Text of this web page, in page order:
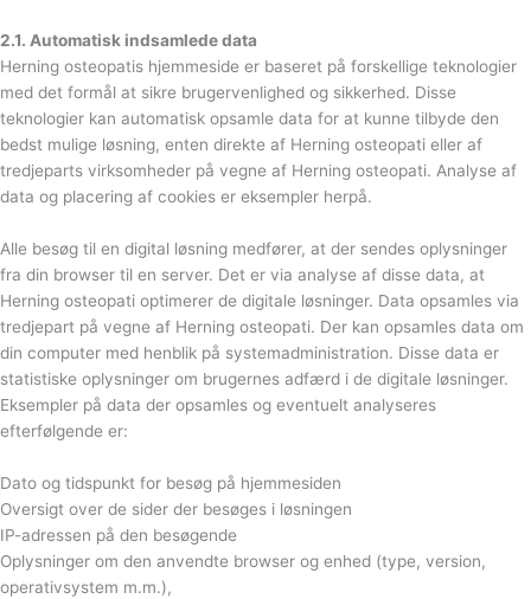
2.1. Automatisk indsamlede data
Herning osteopatis hjemmeside er baseret på forskellige teknologier
med det formål at sikre brugervenlighed og sikkerhed. Disse
teknologier kan automatisk opsamle data for at kunne tilbyde den
bedst mulige løsning, enten direkte af Herning osteopati eller af
tredjeparts virksomheder på vegne af Herning osteopati. Analyse af
data og placering af cookies er eksempler herpå.
Alle besøg til en digital løsning medfører, at der sendes oplysninger
fra din browser til en server. Det er via analyse af disse data, at
Herning osteopati optimerer de digitale løsninger. Data opsamles via
tredjepart på vegne af Herning osteopati. Der kan opsamles data om
din computer med henblik på systemadministration. Disse data er
statistiske oplysninger om brugernes adfærd i de digitale løsninger.
Eksempler på data der opsamles og eventuelt analyseres
efterfølgende er:
Dato og tidspunkt for besøg på hjemmesiden
Oversigt over de sider der besøges i løsningen
IP-adressen på den besøgende
Oplysninger om den anvendte browser og enhed (type, version,
operativsystem m.m.),